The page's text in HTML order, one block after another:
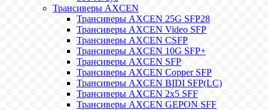
Трансиверы AXCEN
Трансиверы AXCEN 25G SFP28
Трансиверы AXCEN Video SFP
Трансиверы AXCEN CSFP
Трансиверы AXCEN 10G SFP+
Трансиверы AXCEN SFP
Трансиверы AXCEN Copper SFP
Трансиверы AXCEN BIDI SFP(LC)
Трансиверы AXCEN 2x5 SFF
Трансиверы AXCEN GEPON SFF